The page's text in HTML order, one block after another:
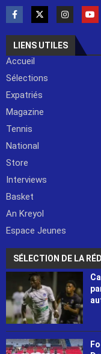
LIENS UTILES
Accueil
Sélections
Expatriés
Magazine
Tennis
National
Store
Interviews
Basket
An Kreyol
Espace Jeunes
SÉLECTION DE LA